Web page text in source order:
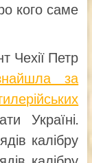
кого саме
Чехії Петр
за
Україні.
калібру